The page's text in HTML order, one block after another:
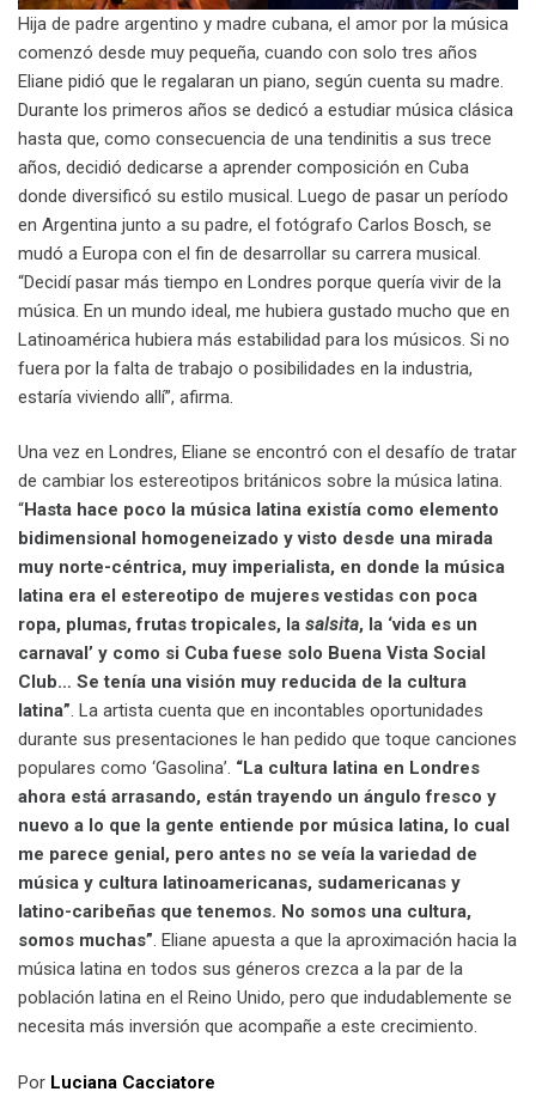
Hija de padre argentino y madre cubana, el amor por la música
comenzó desde muy pequeña, cuando con solo tres años
Eliane pidió que le regalaran un piano, según cuenta su madre.
Durante los primeros años se dedicó a estudiar música clásica
hasta que, como consecuencia de una tendinitis a sus trece
años, decidió dedicarse a aprender composición en Cuba
donde diversificó su estilo musical. Luego de pasar un período
en Argentina junto a su padre, el fotógrafo Carlos Bosch, se
mudó a Europa con el fin de desarrollar su carrera musical.
“Decidí pasar más tiempo en Londres porque quería vivir de la
música. En un mundo ideal, me hubiera gustado mucho que en
Latinoamérica hubiera más estabilidad para los músicos. Si no
fuera por la falta de trabajo o posibilidades en la industria,
estaría viviendo allí”, afirma.
Una vez en Londres, Eliane se encontró con el desafío de tratar
de cambiar los estereotipos británicos sobre la música latina.
“Hasta hace poco la música latina existía como elemento
bidimensional homogeneizado y visto desde una mirada
muy norte-céntrica, muy imperialista, en donde la música
latina era el estereotipo de mujeres vestidas con poca
ropa, plumas, frutas tropicales, la salsita, la ‘vida es un
carnaval’ y como si Cuba fuese solo Buena Vista Social
Club… Se tenía una visión muy reducida de la cultura
latina”. La artista cuenta que en incontables oportunidades
durante sus presentaciones le han pedido que toque canciones
populares como ‘Gasolina’. “La cultura latina en Londres
ahora está arrasando, están trayendo un ángulo fresco y
nuevo a lo que la gente entiende por música latina, lo cual
me parece genial, pero antes no se veía la variedad de
música y cultura latinoamericanas, sudamericanas y
latino-caribeñas que tenemos. No somos una cultura,
somos muchas”. Eliane apuesta a que la aproximación hacia la
música latina en todos sus géneros crezca a la par de la
población latina en el Reino Unido, pero que indudablemente se
necesita más inversión que acompañe a este crecimiento.
Por Luciana Cacciatore